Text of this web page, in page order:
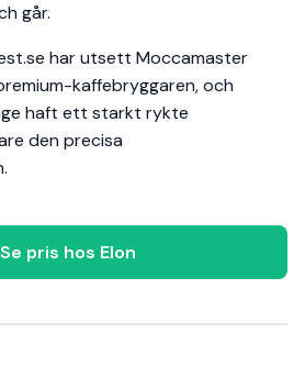
går.
har utsett Moccamaster
kaffebryggaren, och
haft ett starkt rykte
den precisa
Se pris hos Elon